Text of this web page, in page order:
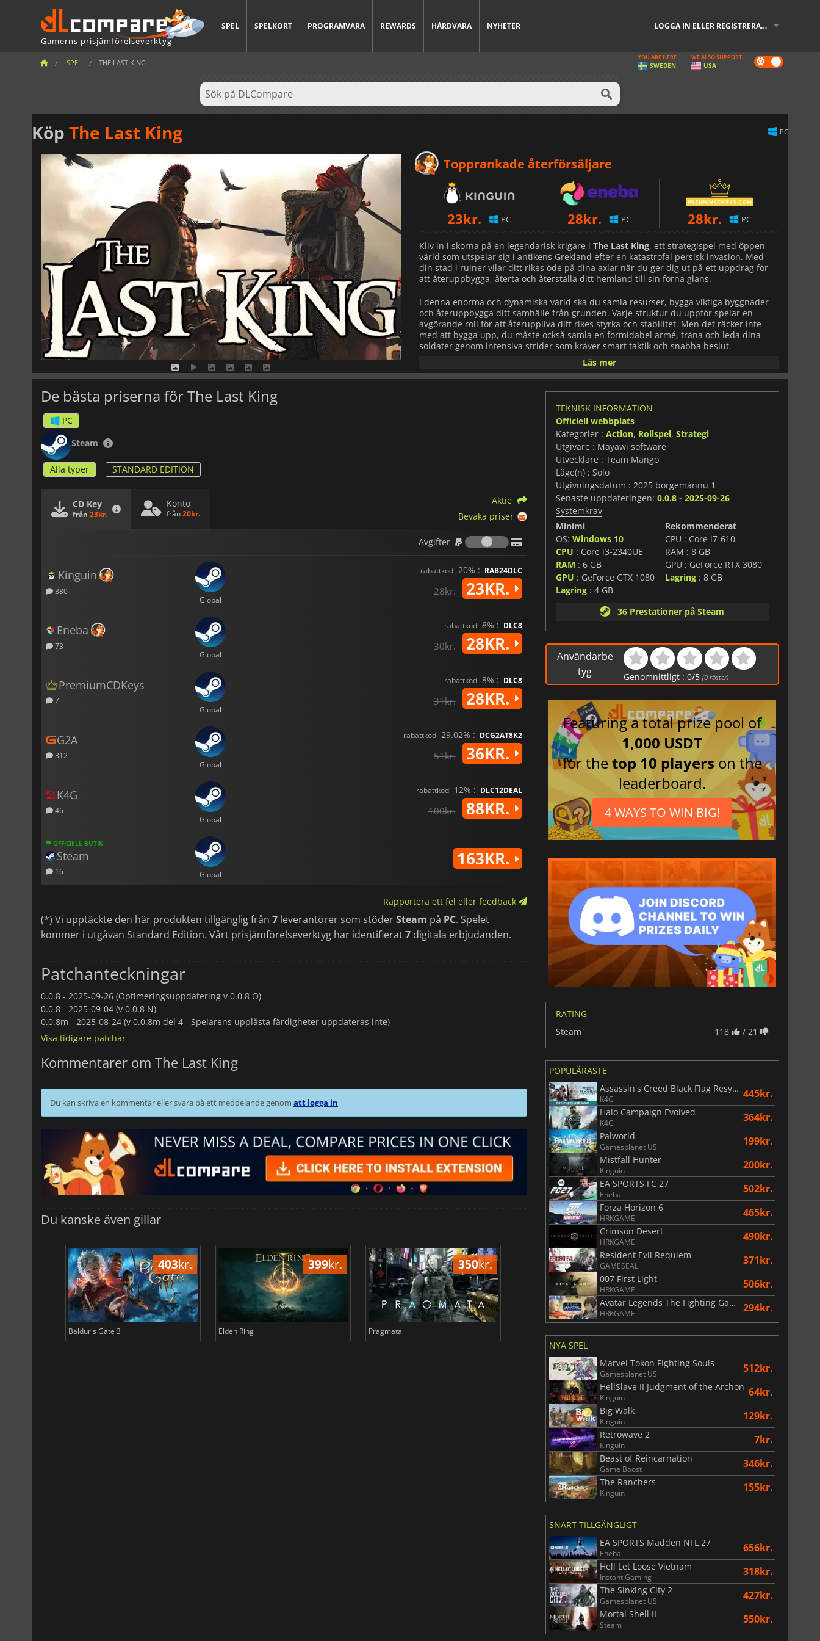
Gamerns prisjämförelseverktyg
SPEL SPELKORT PROGRAMVARA REWARDS HÅRDVARA NYHETER LOGGA IN ELLER REGISTRERA DIG
SPEL THE LAST KING Dark
mode
YOU ARE HERE
SWEDEN
WE ALSO SUPPORT
USA
Köp The Last King PC
Topprankade återförsäljare
23kr. PC 28kr. PC 28kr. PC
Kliv in i skorna på en legendarisk krigare i The Last King, ett strategispel med öppen
värld som utspelar sig i antikens Grekland efter en katastrofal persisk invasion. Med
din stad i ruiner vilar ditt rikes öde på dina axlar när du ger dig ut på ett uppdrag för
att återuppbygga, återta och återställa ditt hemland till sin forna glans.
I denna enorma och dynamiska värld ska du samla resurser, bygga viktiga byggnader
och återuppbygga ditt samhälle från grunden. Varje struktur du uppför spelar en
avgörande roll för att återuppliva ditt rikes styrka och stabilitet. Men det räcker inte
med att bygga upp, du måste också samla en formidabel armé, träna och leda dina
soldater genom intensiva strider som kräver smart taktik och snabba beslut.
The Last King
av fientliga fiender, inklusive invaderande perser och vilda barbarer, samt den
oförlåtande vildmarken. Du måste leta efter mat, anpassa dig och lägga upp strategier
Med sin omslutande öppna världsdesign erbjuderThe Last King
du kan forma din egen väg till seger. Dina val och handlingar sprider sig genom spelet
och påverkar ditt folks framtid och det arv du lämnar efter dig.
levererar en fängslande blandning av strategi, överlevnad och ledarskap.
Är du redo att resa dig ur askan och bli det sista hoppet för ditt kungarike?
Läs mer
De bästa priserna för The Last King
PC
Steam
Alla typer STANDARD EDITION
CD Key
från 23kr.
Konto
från20kr.
Aktie
Bevaka priser
Avgifter
Avgifter
Kinguin
380
Global
rabattkod-20% : RAB24DLC
28kr. 23KR.
Eneba
73
Global
rabattkod-8% : DLC8
30kr. 28KR.
PremiumCDKeys
7
Global
rabattkod-8% : DLC8
31kr. 28KR.
G2A
312
Global
rabattkod-29.02% : DCG2AT8K2
51kr. 36KR.
K4G
46
Global
rabattkod-12% : DLC12DEAL
100kr. 88KR.
OFFICIELL BUTIK
Steam
16 Global
163KR.
Rapportera ett fel eller feedback
(*) Vi upptäckte den här produkten tillgänglig från 7 leverantörer som stöderSteam på PC. Spelet
kommer i utgåvan Standard Edition. Vårt prisjämförelseverktyg har identifierat7 digitala erbjudanden.
Patchanteckningar
0.0.8 - 2025-09-26 (Optimeringsuppdatering v 0.0.8 O)
0.0.8 - 2025-09-04 (v 0.0.8 N)
0.0.8m - 2025-08-24 (v 0.0.8m del 4 - Spelarens upplåsta färdigheter uppdateras inte)
Visa tidigare patchar
Kommentarer om The Last King
Du kan skriva en kommentar eller svara på ett meddelande genom att logga in
Du kanske även gillar
403kr.
Baldur's Gate 3
399kr.
Elden Ring
350kr.
Pragmata
74kr. 170
TEKNISK INFORMATION
Officiell webbplats
Kategorier : Action, Rollspel, Strategi
Utgivare : Mayawi software
Utvecklare : Team Mango
Läge(n) : Solo
Utgivningsdatum : 2025 borgemánnu 1
Senaste uppdateringen: 0.0.8 - 2025-09-26
Systemkrav
Minimi
OS: Windows 10
CPU : Core i3-2340UE
RAM : 6 GB
GPU : GeForce GTX 1080
Lagring: 4 GB
Rekommenderat
CPU : Core i7-610
RAM : 8 GB
GPU : GeForce RTX 3080
Lagring : 8 GB
36 Prestationer på Steam
Användarbe
tyg
Genomnittligt :0/5 (0 röster)
Featuring a total prize pool of
1,000 USDT
for thetop 10 players on the
leaderboard.
4 WAYS TO WIN BIG!
RATING
Steam
118 / 21
POPULÄRASTE
Assassin's Creed Black Flag Resynced
K4G 445kr.
Halo Campaign Evolved
K4G 364kr.
Palworld
Gamesplanet US 199kr.
Mistfall Hunter
Kinguin 200kr.
EA SPORTS FC 27
Eneba 502kr.
Forza Horizon 6
HRKGAME 465kr.
Crimson Desert
HRKGAME 490kr.
Resident Evil Requiem
GAMESEAL 371kr.
007 First Light
HRKGAME 506kr.
Avatar Legends The Fighting Game
HRKGAME 294kr.
NYA SPEL
Marvel Tokon Fighting Souls
Gamesplanet US 512kr.
HellSlave II Judgment of the Archon
Kinguin 64kr.
Big Walk
Kinguin 129kr.
Retrowave 2
Kinguin 7kr.
Beast of Reincarnation
Game Boost 346kr.
The Ranchers
Kinguin 155kr.
SNART TILLGÄNGLIGT
EA SPORTS Madden NFL 27
Eneba 656kr.
Hell Let Loose Vietnam
Instant Gaming 318kr.
The Sinking City 2
Gamesplanet US 427kr.
Mortal Shell II
Steam 550kr.